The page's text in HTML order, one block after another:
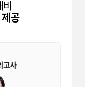
공